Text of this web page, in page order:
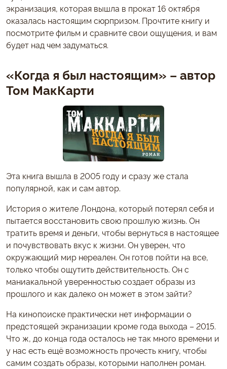
экранизация, которая вышла в прокат 16 октября
оказалась настоящим сюрпризом. Прочтите книгу и
посмотрите фильм и сравните свои ощущения, и вам
будет над чем задуматься.
«Когда я был настоящим» – автор
Том МакКарти
Эта книга вышла в 2005 году и сразу же стала
популярной, как и сам автор.
История о жителе Лондона, который потерял себя и
пытается восстановить свою прошлую жизнь. Он
тратить время и деньги, чтобы вернуться в настоящее
и почувствовать вкус к жизни. Он уверен, что
окружающий мир нереален. Он готов пойти на все,
только чтобы ощутить действительность. Он с
маниакальной уверенностью создает образы из
прошлого и как далеко он может в этом зайти?
На кинопоиске практически нет информации о
предстоящей экранизации кроме года выхода – 2015.
Что ж, до конца года осталось не так много времени и
у нас есть ещё возможность прочесть книгу, чтобы
самим создать образы, которыми наполнен роман.